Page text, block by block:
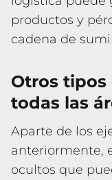
productos y
cadena de
Otros tipos
todas las
Aparte de los
anteriormente,
ocultos que